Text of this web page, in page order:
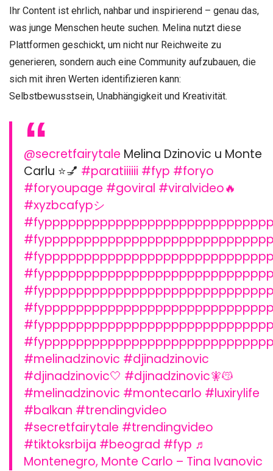
Ihr Content ist ehrlich, nahbar und inspirierend – genau das,
was junge Menschen heute suchen. Melina nutzt diese
Plattformen geschickt, um nicht nur Reichweite zu
generieren, sondern auch eine Community aufzubauen, die
sich mit ihren Werten identifizieren kann:
Selbstbewusstsein, Unabhängigkeit und Kreativität.
@secretfairytale Melina Dzinovic u Monte
Carlu ⭐️💅 #paratiiiiii #fyp #foryo
#foryoupage #goviral #viralvideo🔥
#xyzbcafypシ
#melinadzinovic #djinadzinovic
#djinadzinovic🤍 #djinadzinovic🧚😽
#melinadzinovic #montecarlo #luxirylife
#balkan #trendingvideo
#secretfairytale #trendingvideo
#tiktoksrbija #beograd #fyp ♬
Montenegro, Monte Carlo – Tina Ivanovic